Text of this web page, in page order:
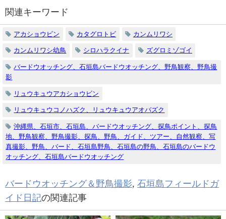
関連キーワード
アカショウビン カタグロトビ カンムリワシ
カンムリワシ幼鳥 シロハラクイナ ズグロミゾゴイ
バードウオッチング、石垣島バードウオッチング、野鳥観察、野鳥撮
影
リュウキュウアカショウビン
リュウキュウコノハズク、リュウキュウアオバズク
沖縄県、石垣市、石垣島、バードウオッチング、探鳥ポイント、探鳥
地、野鳥観察、野鳥撮影、探鳥、野鳥、ガイド、ツアー、自然観察、写
真撮影、野鳥、バード、石垣島野鳥、石垣島の野鳥、石垣島のバードウ
オッチング、石垣島バードウオッチング
バードウオッチング＆野鳥撮影, 石垣島フィールドガ
イド日記の関連記事